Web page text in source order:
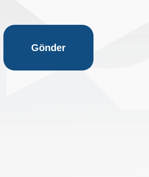
Gönder